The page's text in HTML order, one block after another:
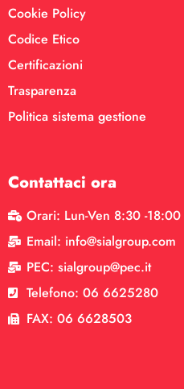
Cookie Policy
Codice Etico
Certificazioni
Trasparenza
Politica sistema gestione
Contattaci ora
Orari: Lun-Ven 8:30 -18:00
Email: info@sialgroup.com
PEC: sialgroup@pec.it
Telefono: 06 6625280
FAX: 06 6628503